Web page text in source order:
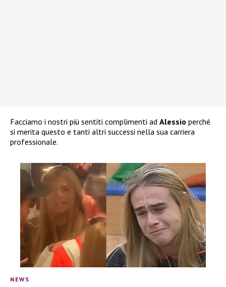
Facciamo i nostri più sentiti complimenti ad Alessio perché
si merita questo e tanti altri successi nella sua carriera
professionale.
NEWS